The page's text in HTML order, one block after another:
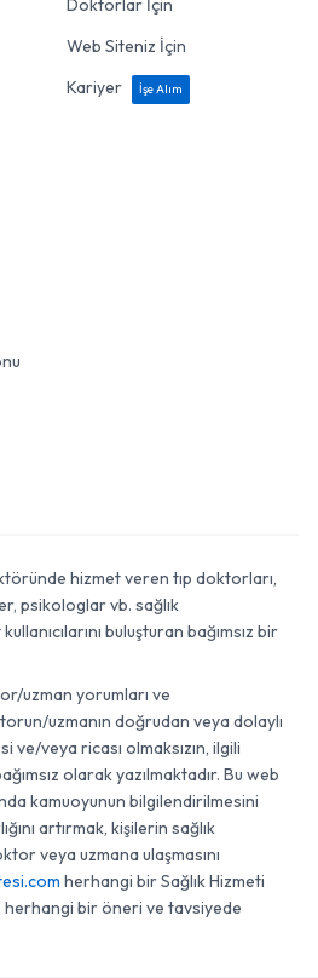
Doktorlar İçin
Web Siteniz İçin
Kariyer
İşe Alım
hizmet veren tıp doktorları,
psikologlar vb. sağlık
buluşturan bağımsız bir
uzman yorumları ve
uzmanın doğrudan veya dolaylı
veya ricası olmaksızın, ilgili
olarak yazılmaktadır. Bu web
kamuoyunun bilgilendirilmesini
artırmak, kişilerin sağlık
veya uzmana ulaşmasını
herhangi bir Sağlık Hizmeti
herhangi bir öneri ve tavsiyede